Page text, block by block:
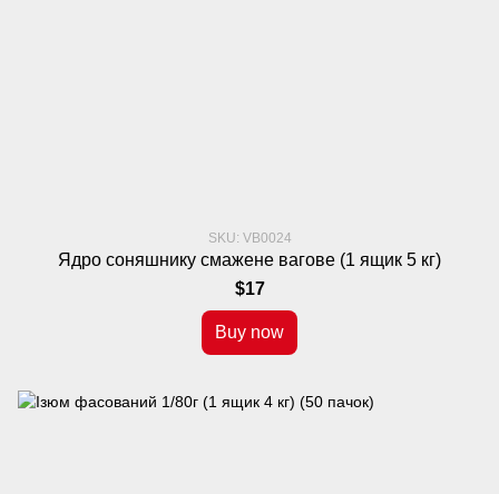
SKU: VB0024
Ядро соняшнику смажене вагове (1 ящик 5 кг)
$17
Buy now